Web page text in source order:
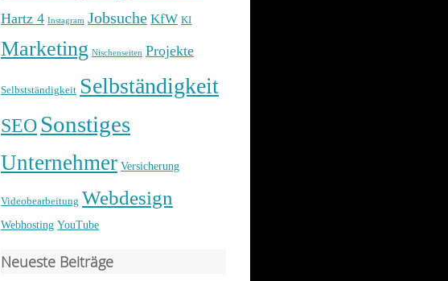
Hartz 4 Instagram Jobsuche KfW KI
Marketing Nischenseiten Projekte
Selbstständigkeit Selbständigkeit
SEO Sonstiges
Unternehmer Versicherung
Videobearbeitung Webdesign
Webhosting YouTube
Neueste Beiträge